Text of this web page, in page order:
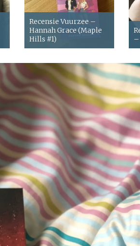
Recensie Vuurzee –
Hannah Grace (Maple
Hills #1)
–